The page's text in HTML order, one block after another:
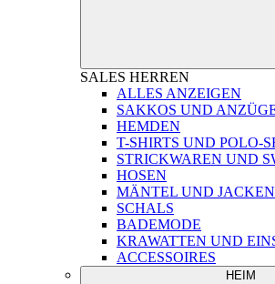
SALES HERREN
ALLES ANZEIGEN
SAKKOS UND
HEMDEN
T-SHIRTS UND POLO-
STRICKWAREN UND
HOSEN
MÄNTEL UND JACKEN
SCHALS
BADEMODE
KRAWATTEN UND
ACCESSOIRES
HEIM